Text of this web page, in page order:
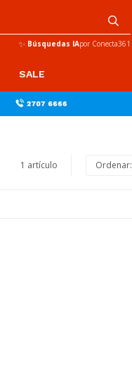
SALE
✨ Búsquedas IApor Conecta361
1 artículo